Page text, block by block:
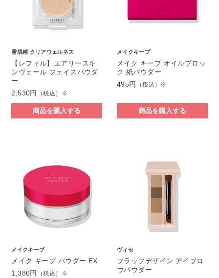
雪肌精 クリアウェルネス
【レフィル】エアリースキ
ンヴェール フェイスパウダ
ー
2,530円
（税込）※
商品を購入する
メイクキープ
メイク キープ オイルブロッ
ク 紙パウダー
495円
（税込）※
商品を購入する
メイクキープ
メイク キープ パウダー EX
1,386円
（税込）※
ヴィセ
フラッフデザイン アイブロ
ウパウダー